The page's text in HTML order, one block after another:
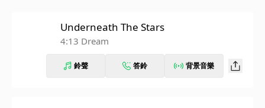
Underneath The Stars
4:13 Dream
鈴聲 答鈴 背景音樂